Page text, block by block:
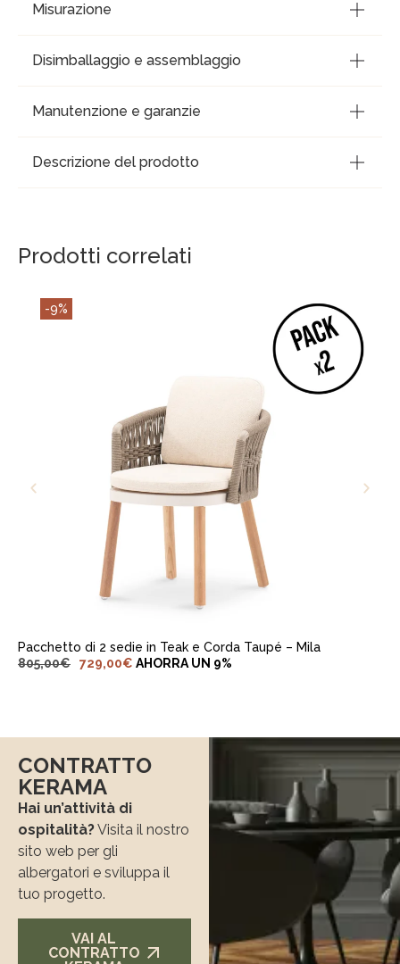
Misurazione
Disimballaggio e assemblaggio
Manutenzione e garanzie
Descrizione del prodotto
Prodotti correlati
-9%
AGGIUNGI AL CARRELLO
Pacchetto di 2 sedie in Teak e Corda Taupé – Mila
805,00€ 729,00€ AHORRA UN 9%
CONTRATTO
KERAMA
Hai un’attività di
ospitalità?Visita il nostro
sito web per gli
albergatori e sviluppa il
tuo progetto.
VAI AL
CONTRATTO